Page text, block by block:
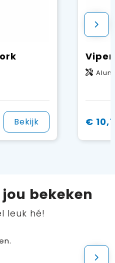
Bekijk €
bekeken
leuk hé!